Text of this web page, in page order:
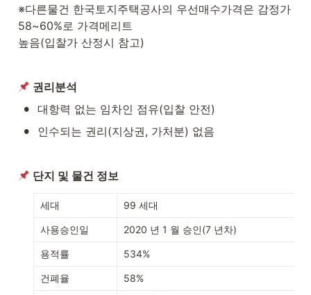
※다른물건 한국토지주택공사의 우선매수가격은 감정가
58~60%로 가격메리트
높음(입찰가 산정시 참고)
권리분석
• 대항력 없는 임차인 점유(입찰 안전)
• 인수되는 권리(지상권, 가처분) 없음
단지 및 물건 정보
세대 99 세대
사용승인일 2020 년 1 월 승인(7 년차)
용적률 534%
건폐율 58%